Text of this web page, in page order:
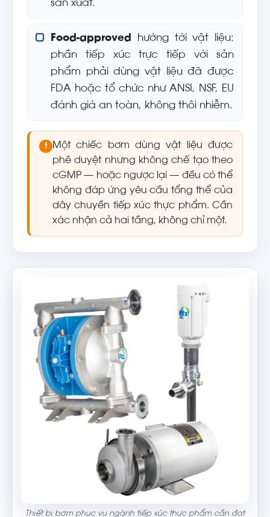
sản xuất.
Food-approved
hướng tới vật liệu:
phần tiếp xúc trực tiếp với sản
phẩm phải dùng vật liệu đã được
FDA hoặc tổ chức như ANSI, NSF, EU
đánh giá an toàn, không thôi nhiễm.
!
Một chiếc bơm dùng vật liệu được
phê duyệt nhưng không chế tạo theo
cGMP — hoặc ngược lại — đều có thể
không đáp ứng yêu cầu tổng thể của
dây chuyền tiếp xúc thực phẩm. Cần
xác nhận cả hai tầng, không chỉ một.
Thiết bị bơm phục vụ ngành tiếp xúc thực phẩm cần đạt